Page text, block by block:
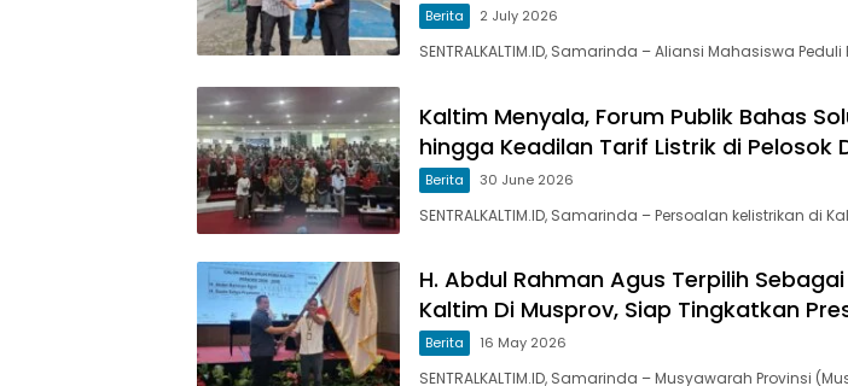
Berita 2 July 2026
SENTRALKALTIM.ID, Samarinda – Aliansi Mahasiswa
Kaltim Menyala, Forum Publik Bahas
hingga Keadilan Tarif Listrik di Pelosok
Berita 30 June 2026
SENTRALKALTIM.ID, Samarinda – Persoalan kelistrikan di
H. Abdul Rahman Agus Terpilih Sebagai
Kaltim Di Musprov, Siap Tingkatkan
Berita 16 May 2026
SENTRALKALTIM.ID, Samarinda – Musyawarah Provinsi